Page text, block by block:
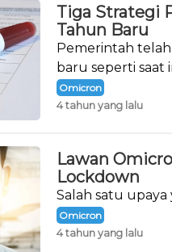
Tiga Strategi
Tahun Baru
Pemerintah
baru seperti saat
Omicron
4 tahun yang lalu
Lawan
Lockdown
Salah satu
Omicron
4 tahun yang lalu